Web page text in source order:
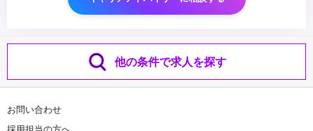
他の条件で求人を探す
お問い合わせ